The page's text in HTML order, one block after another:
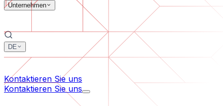
Unternehmen
DE
한국어
Kontaktieren Sie uns
Kontaktieren Sie uns